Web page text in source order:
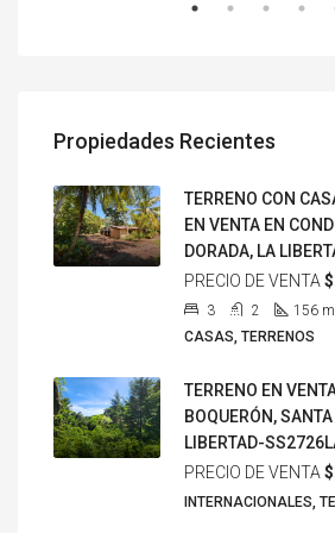
Propiedades Recientes
TERRENO CON
EN VENTA EN
DORADA, LA
PRECIO DE VENTA
3 2 156
CASAS, TERRENOS
TERRENO EN
BOQUERÓN,
LIBERTAD-
PRECIO DE VENTA
INTERNACIONALES,